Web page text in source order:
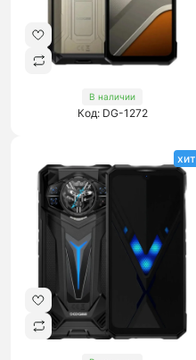
В наличии
Код: DG-1272
хит